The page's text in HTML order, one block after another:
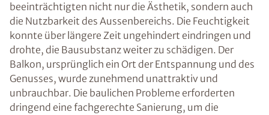
beeinträchtigten nicht nur die Ästhetik, sondern auch
die Nutzbarkeit des Aussenbereichs. Die Feuchtigkeit
konnte über längere Zeit ungehindert eindringen und
drohte, die Bausubstanz weiter zu schädigen. Der
Balkon, ursprünglich ein Ort der Entspannung und des
Genusses, wurde zunehmend unattraktiv und
unbrauchbar. Die baulichen Probleme erforderten
dringend eine fachgerechte Sanierung, um die